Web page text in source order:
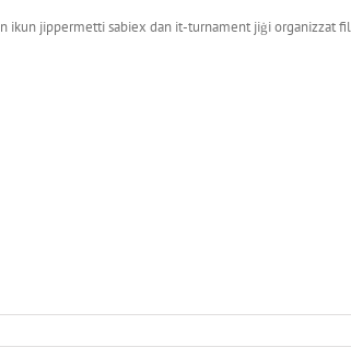
ikun jippermetti sabiex dan it-turnament jiġi organizzat